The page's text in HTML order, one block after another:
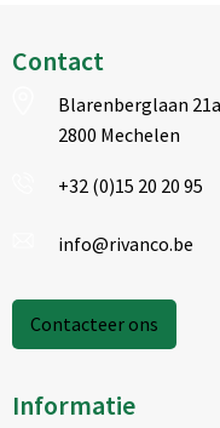
Contact
Blarenberglaan 21a
2800 Mechelen
+32 (0)15 20 20 95
info@rivanco.be
Contacteer ons
Informatie